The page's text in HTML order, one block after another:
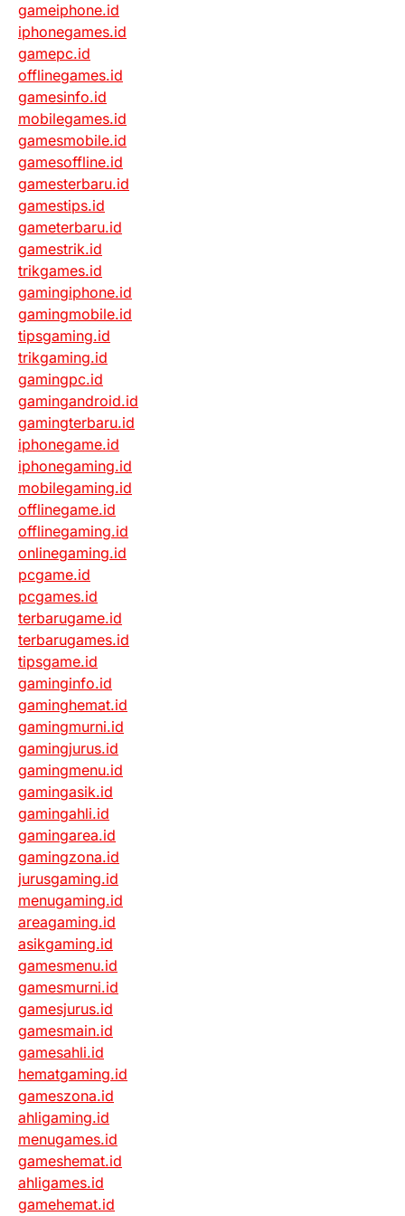
gameiphone.id
iphonegames.id
gamepc.id
offlinegames.id
gamesinfo.id
mobilegames.id
gamesmobile.id
gamesoffline.id
gamesterbaru.id
gamestips.id
gameterbaru.id
gamestrik.id
trikgames.id
gamingiphone.id
gamingmobile.id
tipsgaming.id
trikgaming.id
gamingpc.id
gamingandroid.id
gamingterbaru.id
iphonegame.id
iphonegaming.id
mobilegaming.id
offlinegame.id
offlinegaming.id
onlinegaming.id
pcgame.id
pcgames.id
terbarugame.id
terbarugames.id
tipsgame.id
gaminginfo.id
gaminghemat.id
gamingmurni.id
gamingjurus.id
gamingmenu.id
gamingasik.id
gamingahli.id
gamingarea.id
gamingzona.id
jurusgaming.id
menugaming.id
areagaming.id
asikgaming.id
gamesmenu.id
gamesmurni.id
gamesjurus.id
gamesmain.id
gamesahli.id
hematgaming.id
gameszona.id
ahligaming.id
menugames.id
gameshemat.id
ahligames.id
gamehemat.id